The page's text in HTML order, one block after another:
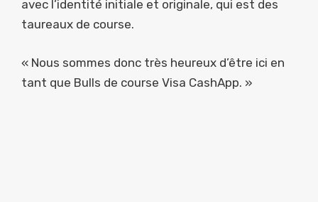
avec l’identité initiale et originale, qui est des
taureaux de course.
« Nous sommes donc très heureux d’être ici en
tant que Bulls de course Visa CashApp. »